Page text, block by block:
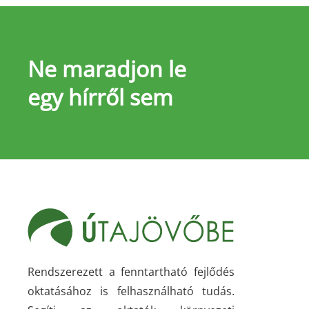
Ne maradjon le
egy hírről sem
Rendszerezett a fenntartható fejlődés
oktatásához is felhasználható tudás.